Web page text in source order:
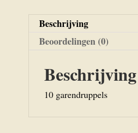
Beschrijving
Beoordelingen (0)
Beschrijving
10 garendruppels